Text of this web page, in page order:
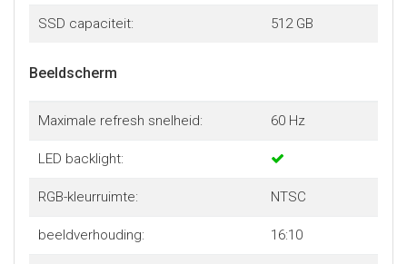
SSD capaciteit: 512 GB
Beeldscherm
Maximale refresh snelheid: 60 Hz
LED backlight:
RGB-kleurruimte: NTSC
beeldverhouding: 16:10